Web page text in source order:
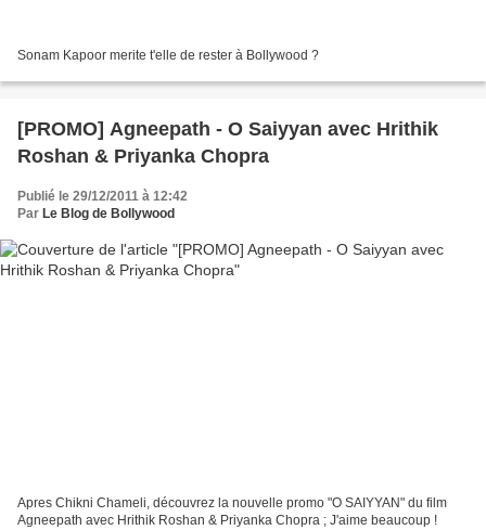
Sonam Kapoor merite t'elle de rester à Bollywood ?
[PROMO] Agneepath - O Saiyyan avec Hrithik
Roshan & Priyanka Chopra
Publié le 29/12/2011 à 12:42
Par Le Blog de Bollywood
Apres Chikni Chameli, découvrez la nouvelle promo "O SAIYYAN" du film
Agneepath avec Hrithik Roshan & Priyanka Chopra ; J'aime beaucoup !